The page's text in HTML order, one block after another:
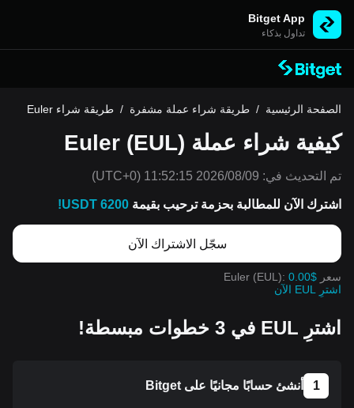
Bitget App
تداول بذكاء
الصفحة الرئيسية / طريقة شراء عملة مشفرة / طريقة شراء Euler
كيفية شراء عملة Euler (EUL)
تم التحديث في: 2026/08/09 11:52:15
(UTC+0)
اشترك الآن للمطالبة بحزمة ترحيب بقيمة 6200 USDT!
سجّل الاشتراك الآن
سعر Euler (EUL): 0.00$
اشترِ EUL الآن
اشترِ EUL في 3 خطوات مبسطة!
1 أنشئ حسابًا مجانيًا على Bitget